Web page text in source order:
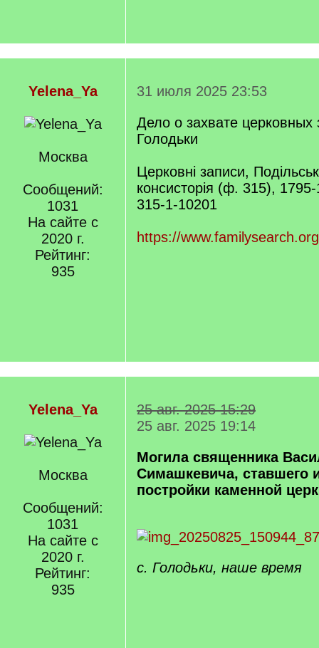
Yelena_Ya
Москва
Сообщений:
1031
На сайте с
2020 г.
Рейтинг:
935
31 июля 2025 23:53
Дело о захвате церковных
Голодьки
Церковні записи,
консисторія (ф. 315),
315-1-10201
https://
Yelena_Ya
Москва
Сообщений:
1031
На сайте с
2020 г.
Рейтинг:
935
25 авг. 2025 15:29
25 авг. 2025 19:14
Могила священника
Симашкевича, ставшего
постройки каменной
с. Голодьки, наше время